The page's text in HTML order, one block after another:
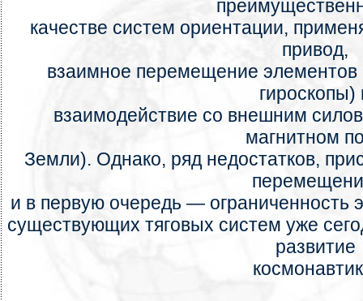
качестве систем ориентации,
привод,
взаимное перемещение элементов
гироскопы)
взаимодействие со внешним
магнитном
Земли). Однако, ряд недостатков,
и в первую очередь — ограниченность
существующих тяговых систем уже
развитие